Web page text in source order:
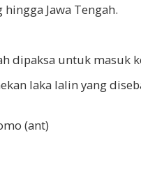
Jawa Tengah.
dipaksa untuk masuk
laka lalin yang
(ant)